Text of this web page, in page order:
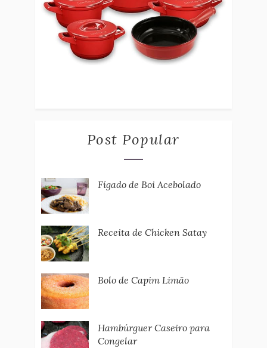
Post Popular
Fígado de Boi Acebolado
Receita de Chicken Satay
Bolo de Capim Limão
Hambúrguer Caseiro para
Congelar